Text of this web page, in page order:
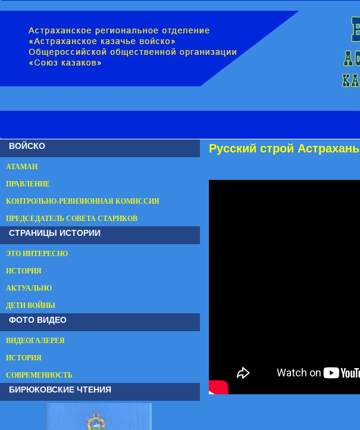
ВОЙСКО
АТАМАН
ПРАВЛЕНИЕ
КОНТРОЛЬНО-РЕВИЗИОННАЯ КОМИССИЯ
ПРЕДСЕДАТЕЛЬ СОВЕТА СТАРИКОВ
СТРАНИЦЫ ИСТОРИИ
ЭТО ИНТЕРЕСНО
ИСТОРИЯ
АКТУАЛЬНО
ДЕТИ ВОЙНЫ
ФОТО ВИДЕО
ВИДЕОГАЛЕРЕЯ
ИСТОРИЯ
СОВРЕМЕННОСТЬ
БИРЮКОВСКИЕ ЧТЕНИЯ
Русский строй Астрахань